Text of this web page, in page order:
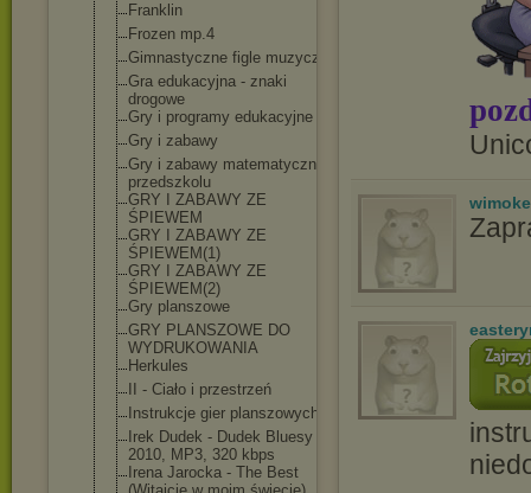
Franklin
Frozen mp.4
Gimnastyczne figle muzyczne
Gra edukacyjna - znaki
drogowe
Gry i programy edukacyjne
Gry i zabawy
Gry i zabawy matematyczne w
przedszkolu
GRY I ZABAWY ZE
ŚPIEWEM
GRY I ZABAWY ZE
ŚPIEWEM(1)
GRY I ZABAWY ZE
ŚPIEWEM(2)
Gry planszowe
GRY PLANSZOWE DO
WYDRUKOWANIA
Herkules
II - Ciało i przestrzeń
Instrukcje gier planszowych
Irek Dudek - Dudek Bluesy -
2010, MP3, 320 kbps
Irena Jarocka - The Best